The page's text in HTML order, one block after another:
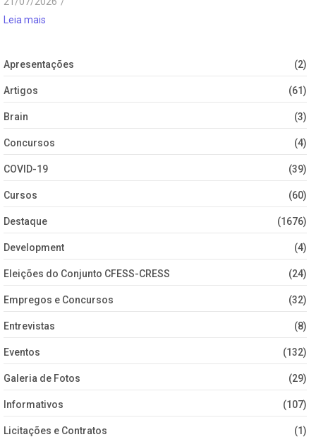
Leia mais
Apresentações (2)
Artigos (61)
Brain (3)
Concursos (4)
COVID-19 (39)
Cursos (60)
Destaque (1676)
Development (4)
Eleições do Conjunto CFESS-CRESS (24)
Empregos e Concursos (32)
Entrevistas (8)
Eventos (132)
Galeria de Fotos (29)
Informativos (107)
Licitações e Contratos (1)